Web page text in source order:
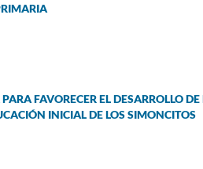
FAVORECER EL DESARROLLO DE
INICIAL DE LOS SIMONCITOS